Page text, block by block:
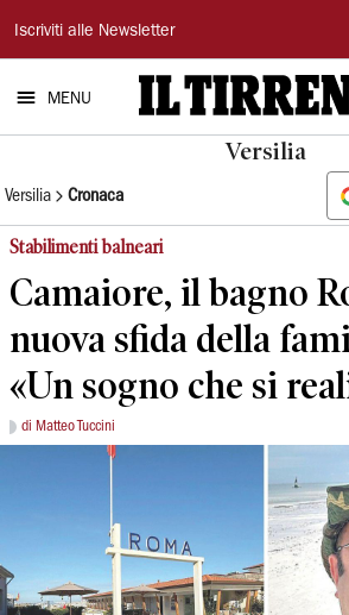
Il
Tirreno
Iscriviti alle Newsletter
MENU
Versilia
Versilia Cronaca
Stabilimenti balneari
Camaiore, il bagno
nuova sfida della
«Un sogno che si
di Matteo Tuccini